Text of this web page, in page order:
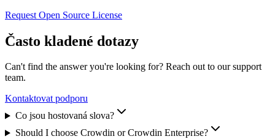
Request Open Source License
Často kladené dotazy
Can't find the answer you're looking for? Reach out to our support
team.
Kontaktovat podporu
Co jsou hostovaná slova?
Should I choose Crowdin or Crowdin Enterprise?